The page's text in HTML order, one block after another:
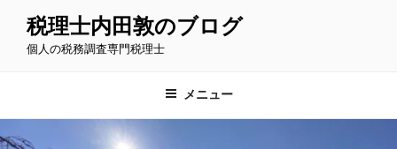
ス
税理士内田敦のブログ
個人の税務調査専門税理士
メニュー